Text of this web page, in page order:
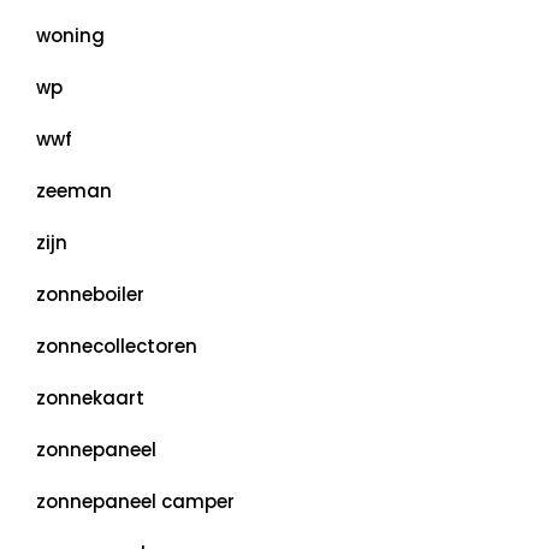
woning
wp
wwf
zeeman
zijn
zonneboiler
zonnecollectoren
zonnekaart
zonnepaneel
zonnepaneel camper